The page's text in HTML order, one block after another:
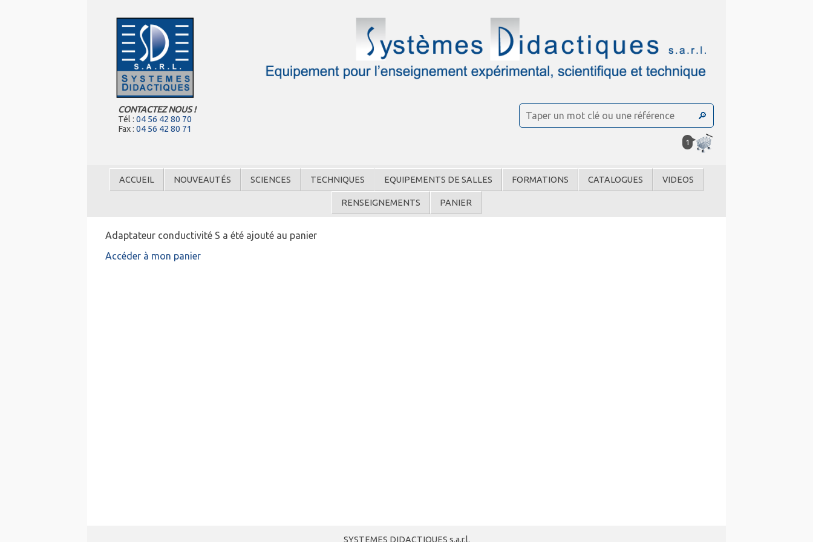
CONTACTEZ NOUS !
Tél : 04 56 42 80 70
Fax : 04 56 42 80 71
1
ACCUEIL NOUVEAUTÉS SCIENCES TECHNIQUES EQUIPEMENTS DE SALLES FORMATIONS CATALOGUES VIDEOS
RENSEIGNEMENTS PANIER
Adaptateur conductivité S a été ajouté au panier
Accéder à mon panier
SYSTEMES DIDACTIQUES s.a.r.l.